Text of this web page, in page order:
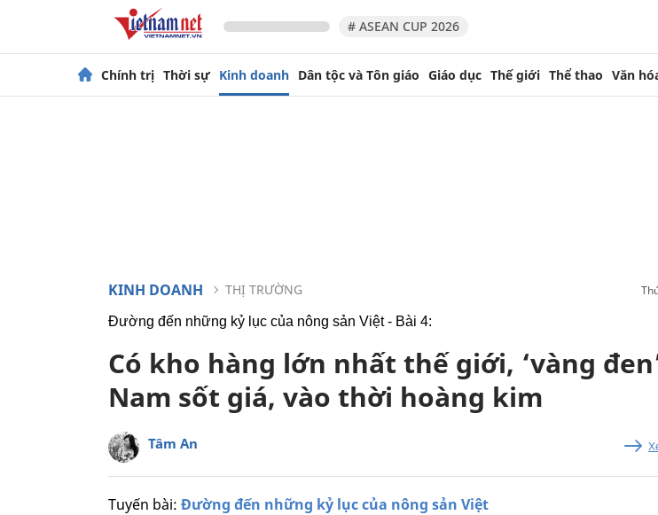
# ASEAN CUP 2026
Chính trị Thời sự Kinh doanh Dân tộc và Tôn giáo Giáo dục Thế giới Thể thao Văn
KINH DOANH THỊ TRƯỜNG
Đường đến những kỷ lục của nông sản Việt - Bài 4:
Có kho hàng lớn nhất thế giới, ‘vàng
Nam sốt giá, vào thời hoàng kim
Tâm An
Tuyến bài: Đường đến những kỷ lục của nông sản Việt